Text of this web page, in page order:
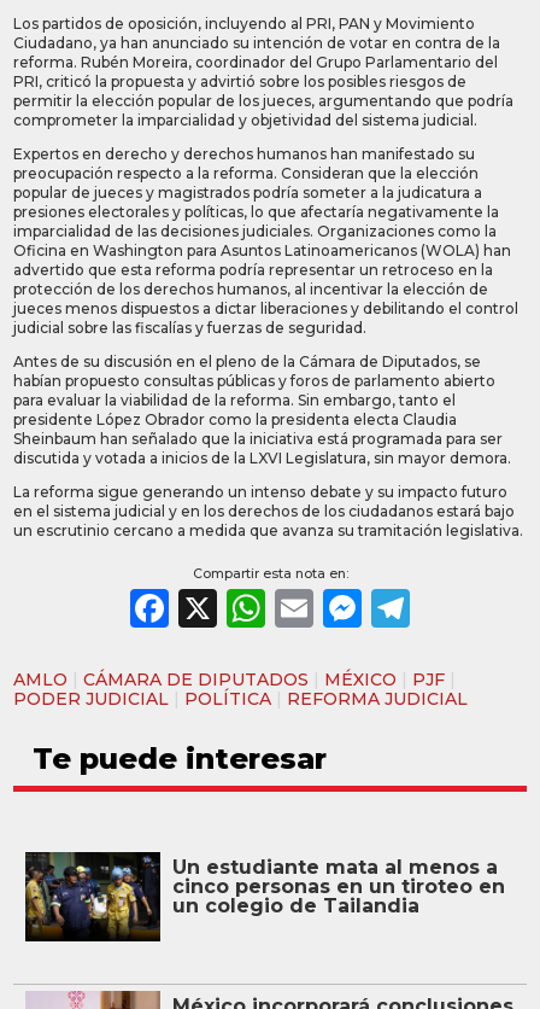
Los partidos de oposición, incluyendo al PRI, PAN y Movimiento
Ciudadano, ya han anunciado su intención de votar en contra de la
reforma. Rubén Moreira, coordinador del Grupo Parlamentario del
PRI, criticó la propuesta y advirtió sobre los posibles riesgos de
permitir la elección popular de los jueces, argumentando que podría
comprometer la imparcialidad y objetividad del sistema judicial.
Expertos en derecho y derechos humanos han manifestado su
preocupación respecto a la reforma. Consideran que la elección
popular de jueces y magistrados podría someter a la judicatura a
presiones electorales y políticas, lo que afectaría negativamente la
imparcialidad de las decisiones judiciales. Organizaciones como la
Oficina en Washington para Asuntos Latinoamericanos (WOLA) han
advertido que esta reforma podría representar un retroceso en la
protección de los derechos humanos, al incentivar la elección de
jueces menos dispuestos a dictar liberaciones y debilitando el control
judicial sobre las fiscalías y fuerzas de seguridad.
Antes de su discusión en el pleno de la Cámara de Diputados, se
habían propuesto consultas públicas y foros de parlamento abierto
para evaluar la viabilidad de la reforma. Sin embargo, tanto el
presidente López Obrador como la presidenta electa Claudia
Sheinbaum han señalado que la iniciativa está programada para ser
discutida y votada a inicios de la LXVI Legislatura, sin mayor demora.
La reforma sigue generando un intenso debate y su impacto futuro
en el sistema judicial y en los derechos de los ciudadanos estará bajo
un escrutinio cercano a medida que avanza su tramitación legislativa.
Compartir esta nota en:
Facebook
X WhatsApp
Email
AMLO |CÁMARA DE DIPUTADOS | MÉXICO | PJF |
PODER JUDICIAL | POLÍTICA | REFORMA JUDICIAL
Te puede interesar
Un estudiante mata al menos a
cinco personas en un tiroteo en
un colegio de Tailandia